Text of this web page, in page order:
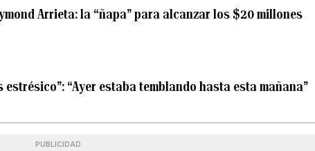
Arrieta: la “ñapa” para alcanzar los $20 millones
“Ayer estaba temblando hasta esta mañana”
PUBLICIDAD